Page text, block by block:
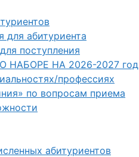
для абитуриента
поступления
НАБОРЕ НА 2026-2027 год
профессиях
по вопросам приема
абитуриентов